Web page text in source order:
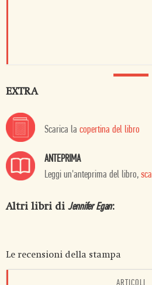
EXTRA
Scarica la copertina del libro
ANTEPRIMA
Leggi un'anteprima del libro,
Altri libri di Jennifer Egan:
Le recensioni della stampa
ARTICOLI